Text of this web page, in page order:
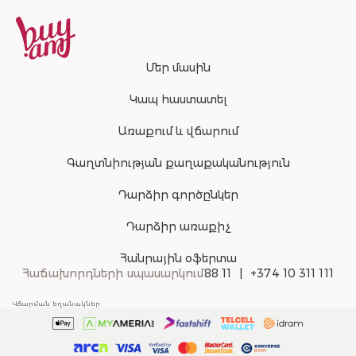
Մեր մասին
Կապ հաստատել
Առաքում և վճարում
Գաղտնիության քաղաքականություն
Դարձիր գործընկեր
Դարձիր առաքիչ
Հանրային օֆերտա
Հաճախորդների սպասարկում88 11 +374 10 311 111
Վճարման եղանակներ